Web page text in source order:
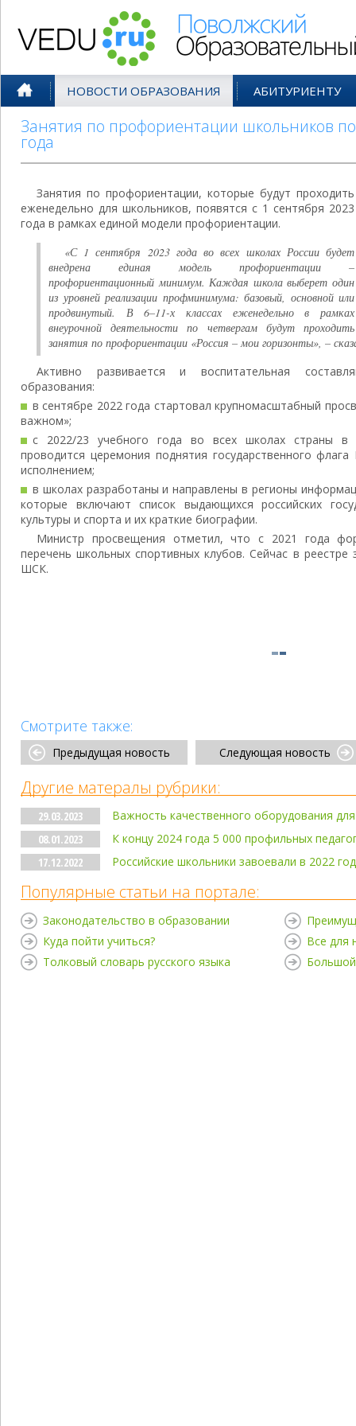
НОВОСТИ ОБРАЗОВАНИЯ АБИТУРИЕНТУ
Занятия по профориентации школьников
года
Занятия по профориентации, которые будут проходить
еженедельно для школьников, появятся с 1 сентября 2023
года в рамках единой модели профориентации.
«С 1 сентября 2023 года во всех школах России будет
внедрена единая модель профориентации –
профориентационный минимум. Каждая школа выберет один
из уровней реализации профминимума: базовый, основной или
продвинутый. В 6–11-х классах еженедельно в рамках
внеурочной деятельности по четвергам будут проходить
занятия по профориентации «Россия – мои горизонты», –
Активно развивается и воспитательная
образования:
в сентябре 2022 года стартовал крупномасштабный
важном»;
с 2022/23 учебного года во всех школах страны в
проводится церемония поднятия государственного
исполнением;
в школах разработаны и направлены в регионы
которые включают список выдающихся российских
культуры и спорта и их краткие биографии.
Министр просвещения отметил, что с 2021 года
перечень школьных спортивных клубов. Сейчас в реестре
ШСК.
Смотрите также:
Предыдущая новость Следующая новость
Другие матералы рубрики:
29.03.2023
Важность качественного оборудования
08.01.2023
К концу 2024 года 5 000 профильных
17.12.2022
Российские школьники завоевали в 2022
Популярные статьи на портале:
Законодательство в образовании
Куда пойти учиться?
Толковый словарь русского языка
Все для
Большой